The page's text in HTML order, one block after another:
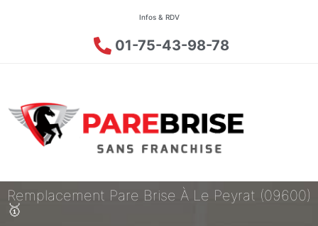
Infos & RDV
01-75-43-98-78
Remplacement Pare Brise À Le Peyrat (09600)
🥇